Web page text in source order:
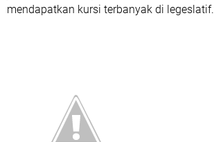
mendapatkan kursi terbanyak di legeslatif.